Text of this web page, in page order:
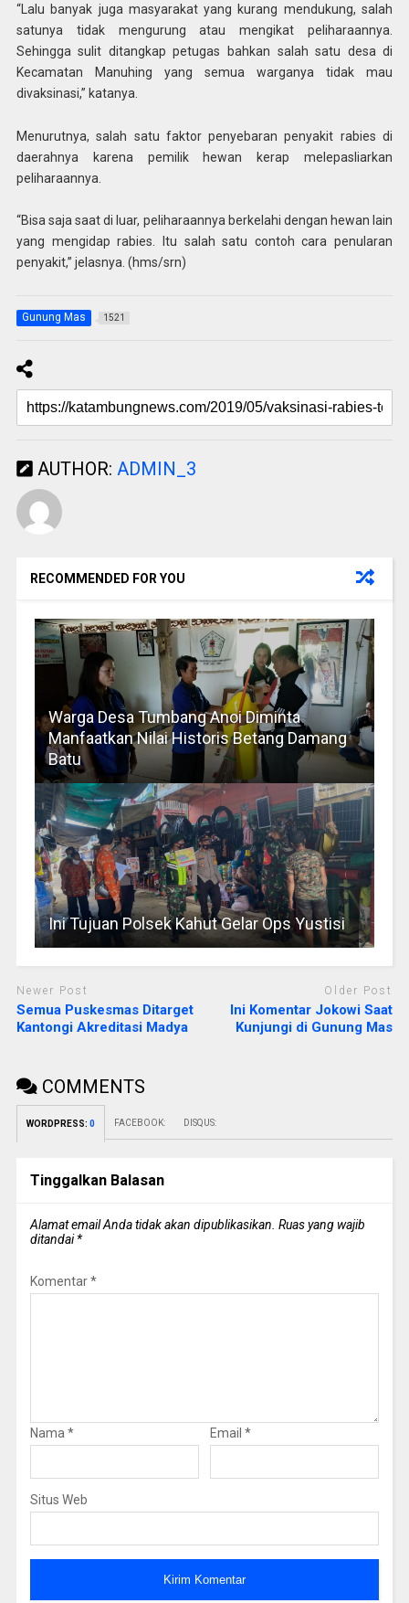
“Lalu banyak juga masyarakat yang kurang mendukung, salah
satunya tidak mengurung atau mengikat peliharaannya.
Sehingga sulit ditangkap petugas bahkan salah satu desa di
Kecamatan Manuhing yang semua warganya tidak mau
divaksinasi,” katanya.
Menurutnya, salah satu faktor penyebaran penyakit rabies di
daerahnya karena pemilik hewan kerap melepasliarkan
peliharaannya.
“Bisa saja saat di luar, peliharaannya berkelahi dengan hewan lain
yang mengidap rabies. Itu salah satu contoh cara penularan
penyakit,” jelasnya. (hms/srn)
Gunung Mas 1521
AUTHOR: ADMIN_3
RECOMMENDED FOR YOU
Warga Desa Tumbang Anoi Diminta
Manfaatkan Nilai Historis Betang Damang
Batu
Ini Tujuan Polsek Kahut Gelar Ops Yustisi
Newer Post
Semua Puskesmas Ditarget
Kantongi Akreditasi Madya
Older Post
Ini Komentar Jokowi Saat
Kunjungi di Gunung Mas
COMMENTS
WORDPRESS: 0 FACEBOOK: DISQUS:
Tinggalkan Balasan
Alamat email Anda tidak akan dipublikasikan. Ruas yang wajib
ditandai*
Komentar*
Nama * Email *
Situs Web